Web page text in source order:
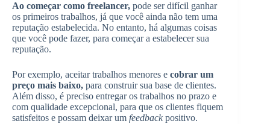
Ao começar como freelancer, pode ser difícil ganhar
os primeiros trabalhos, já que você ainda não tem uma
reputação estabelecida. No entanto, há algumas coisas
que você pode fazer, para começar a estabelecer sua
reputação.
Por exemplo, aceitar trabalhos menores e cobrar um
preço mais baixo, para construir sua base de clientes.
Além disso, é preciso entregar os trabalhos no prazo e
com qualidade excepcional, para que os clientes fiquem
satisfeitos e possam deixar um feedback positivo.